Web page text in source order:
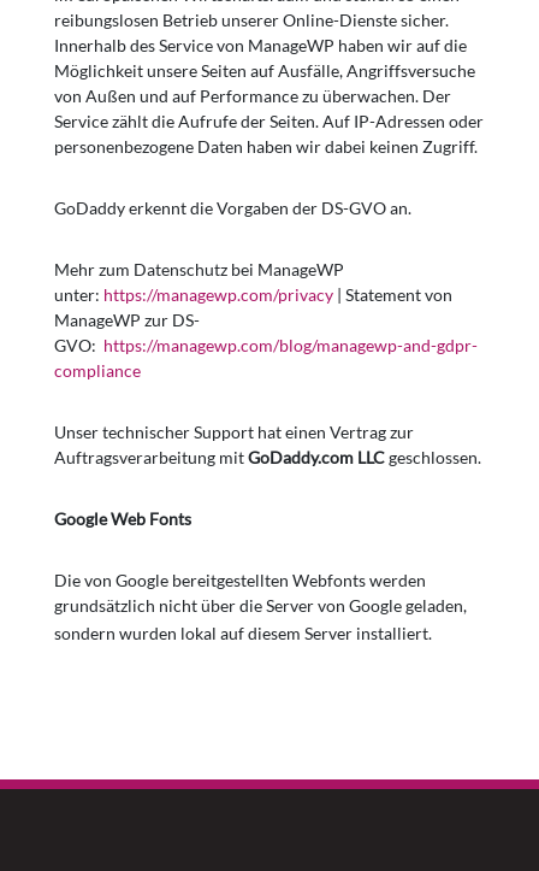
reibungslosen Betrieb unserer Online-Dienste sicher.
Innerhalb des Service von ManageWP haben wir auf die
Möglichkeit unsere Seiten auf Ausfälle, Angriffsversuche
von Außen und auf Performance zu überwachen. Der
Service zählt die Aufrufe der Seiten. Auf IP-Adressen oder
personenbezogene Daten haben wir dabei keinen Zugriff.
GoDaddy erkennt die Vorgaben der DS-GVO an.
Mehr zum Datenschutz bei ManageWP
unter: https://managewp.com/privacy| Statement von
ManageWP zur DS-
GVO: https://managewp.com/blog/managewp-and-gdpr-
compliance
Unser technischer Support hat einen Vertrag zur
Auftragsverarbeitung mitGoDaddy.com LLCgeschlossen.
Google Web Fonts
Die von Google bereitgestellten Webfonts werden
grundsätzlich nicht über die Server von Google geladen,
sondern wurden lokal auf diesem Server installiert.